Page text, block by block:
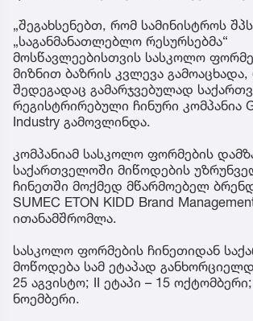
„შეგახსენებთ, რომ სამინისტროს შპს
„საგანმანათლებლო რესურსებმა“
მოსწავლეებისთვის სასკოლო
მიზნით ბაზრის კვლევა
შედეგადაც გამარჯვებულად
რეგისტრირებული ჩინური კომპანია
Industry გამოვლინდა.
კომპანიამ სასკოლო ფორმების
საქართველოში მიწოდების
ჩინეთში მოქმედ მწარმოებელ
SUMEC ETON KIDD Brand
ითანამშრომლა.
სასკოლო ფორმების ჩინეთიდან
მოწოდება სამ ეტაპად
25 აგვისტო; II ეტაპი – 15
ნოემბერი.